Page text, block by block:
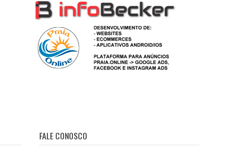
FALE CONOSCO